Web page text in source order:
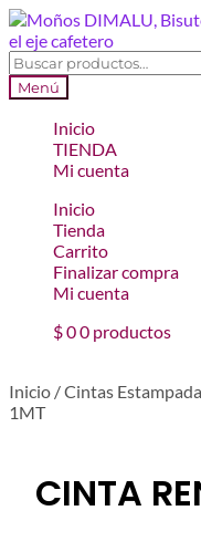
Ir
a
la
navegación
Ir
al
contenido
Buscar
por:
Menú
Inicio
TIENDA
Mi cuenta
Inicio
Tienda
Carrito
Finalizar compra
Mi cuenta
$00 productos
Inicio /Cintas
1MT
CINTA